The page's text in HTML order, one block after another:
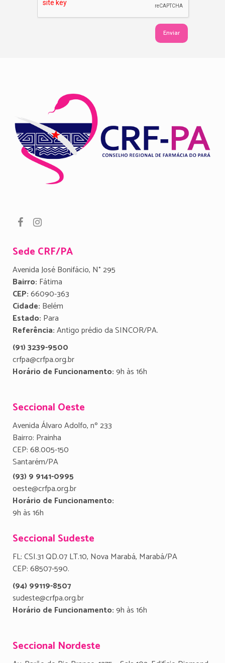
Sede CRF/PA
Avenida José Bonifácio, N° 295
Bairro: Fátima
CEP:66090-363
Cidade: Belém
Estado: Para
Referência:Antigo prédio da SINCOR/PA.
(91) 3239-9500
crfpa@crfpa.org.br
Horário de Funcionamento:9h às 16h
Seccional Oeste
Avenida Álvaro Adolfo, nº 233
Bairro: Prainha
CEP: 68.005-150
Santarém/PA
(93) 9 9141-0995
oeste@crfpa.org.br
Horário de Funcionamento:
9h às 16h
Seccional Sudeste
FL: CSI.31 QD.07 LT.10, Nova Marabá, Marabá/PA
CEP: 68507-590.
(94) 99119-8507
sudeste@crfpa.org.br
Horário de Funcionamento:9h às 16h
Seccional Nordeste